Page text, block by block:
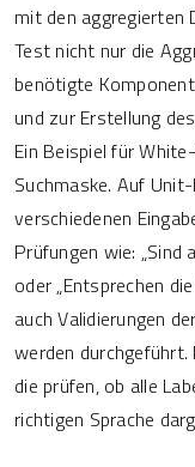
mit den aggregierten
Test nicht nur die
benötigte
und zur Erstellung
Ein Beispiel für
Suchmaske. Auf
verschiedenen
Prüfungen wie: „Sind
oder „Entsprechen
auch Validierungen
werden
die prüfen, ob alle
richtigen Sprache